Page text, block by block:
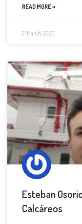
READ MORE »
21 March, 2020
Esteban
Calcáreos